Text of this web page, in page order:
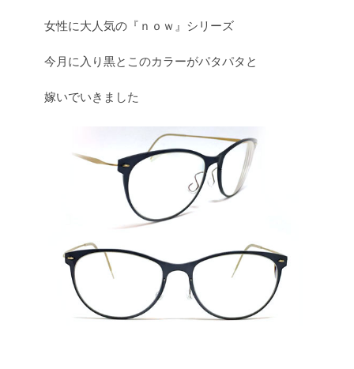
女性に大人気の『ｎｏｗ』シリーズ
今月に入り黒とこのカラーがパタパタと
嫁いでいきました